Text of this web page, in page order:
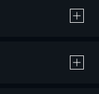
作品の購入 / レンタルです。
20％のポイント還元です。